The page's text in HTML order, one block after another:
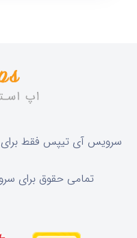
.تمامی حقوق برای